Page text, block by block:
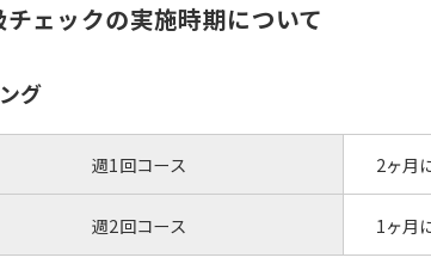
チェックの実施時期について
グ
週1回コース 2ヶ月
週2回コース 1ヶ月